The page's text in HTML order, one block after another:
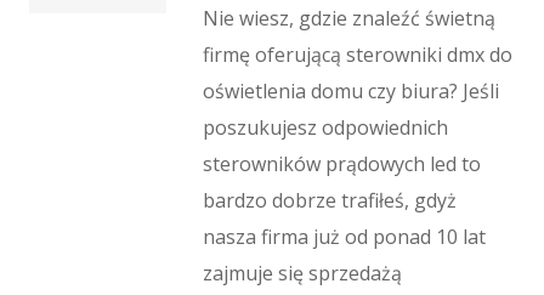
Nie wiesz, gdzie znaleźć świetną
firmę oferującą sterowniki dmx do
oświetlenia domu czy biura? Jeśli
poszukujesz odpowiednich
sterowników prądowych led to
bardzo dobrze trafiłeś, gdyż
nasza firma już od ponad 10 lat
zajmuje się sprzedażą